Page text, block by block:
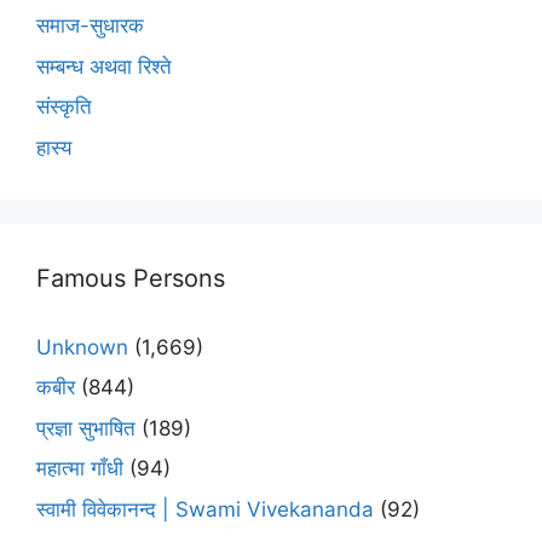
समाज-सुधारक
सम्बन्ध अथवा रिश्ते
संस्कृति
हास्य
Famous Persons
Unknown (1,669)
कबीर(844)
प्रज्ञा सुभाषित (189)
महात्मा गाँधी (94)
स्वामी विवेकानन्द | Swami Vivekananda (92)